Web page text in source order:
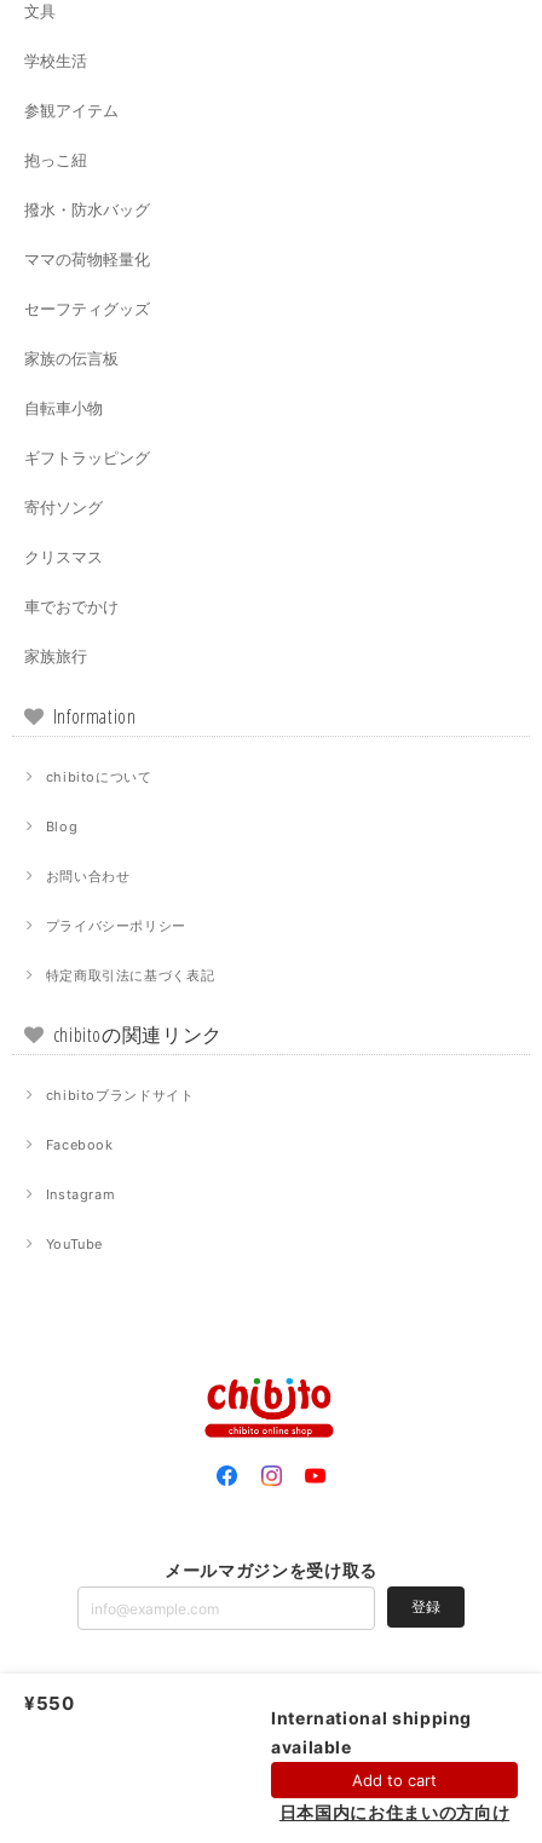
文具
学校生活
参観アイテム
抱っこ紐
撥水・防水バッグ
ママの荷物軽量化
セーフティグッズ
家族の伝言板
自転車小物
ギフトラッピング
寄付ソング
クリスマス
車でおでかけ
家族旅行
Information
chibitoについて
Blog
お問い合わせ
プライバシーポリシー
特定商取引法に基づく表記
chibitoの関連リンク
chibitoブランドサイト
Facebook
Instagram
YouTube
メールマガジンを受け取る
登録
chibito | 特定商取引法に基づく表記
¥550
International shipping
available
Add to cart
日本国内にお住まいの方向け